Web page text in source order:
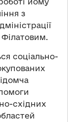
з
соціально-
східних